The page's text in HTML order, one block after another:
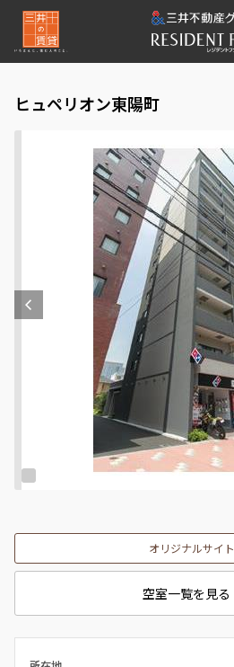
ヒュペリオン東陽町
オリジナルサイト
空室一覧を見る